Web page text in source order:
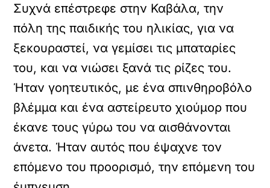
Συχνά επέστρεφε στην Καβάλα, την
πόλη της παιδικής του ηλικίας, για να
ξεκουραστεί, να γεμίσει τις μπαταρίες
του, και να νιώσει ξανά τις ρίζες του.
Ήταν γοητευτικός, με ένα σπινθηροβόλο
βλέμμα και ένα αστείρευτο χιούμορ που
έκανε τους γύρω του να αισθάνονται
άνετα. Ήταν αυτός που έψαχνε τον
επόμενο του προορισμό, την επόμενη του